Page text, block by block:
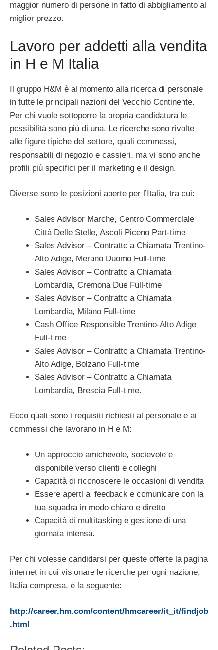
maggior numero di persone in fatto di abbigliamento al
miglior prezzo.
Lavoro per addetti alla vendita
in H e M Italia
Il gruppo H&M è al momento alla ricerca di personale
in tutte le principali nazioni del Vecchio Continente.
Per chi vuole sottoporre la propria candidatura le
possibilità sono più di una. Le ricerche sono rivolte
alle figure tipiche del settore, quali commessi,
responsabili di negozio e cassieri, ma vi sono anche
profili più specifici per il marketing e il design.
Diverse sono le posizioni aperte per l’Italia, tra cui:
Sales Advisor Marche, Centro Commerciale
Città Delle Stelle, Ascoli Piceno Part-time
Sales Advisor – Contratto a Chiamata Trentino-
Alto Adige, Merano Duomo Full-time
Sales Advisor – Contratto a Chiamata
Lombardia, Cremona Due Full-time
Sales Advisor – Contratto a Chiamata
Lombardia, Milano Full-time
Cash Office Responsible Trentino-Alto Adige
Full-time
Sales Advisor – Contratto a Chiamata Trentino-
Alto Adige, Bolzano Full-time
Sales Advisor – Contratto a Chiamata
Lombardia, Brescia Full-time.
Ecco quali sono i requisiti richiesti al personale e ai
commessi che lavorano in H e M:
Un approccio amichevole, socievole e
disponibile verso clienti e colleghi
Capacità di riconoscere le occasioni di vendita
Essere aperti ai feedback e comunicare con la
tua squadra in modo chiaro e diretto
Capacità di multitasking e gestione di una
giornata intensa.
Per chi volesse candidarsi per queste offerte la pagina
internet in cui visionare le ricerche per ogni nazione,
Italia compresa, è la seguente:
http://career.hm.com/content/hmcareer/it_it/findjob
.html